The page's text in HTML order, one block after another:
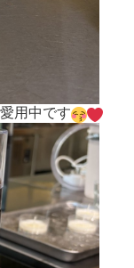
用中です